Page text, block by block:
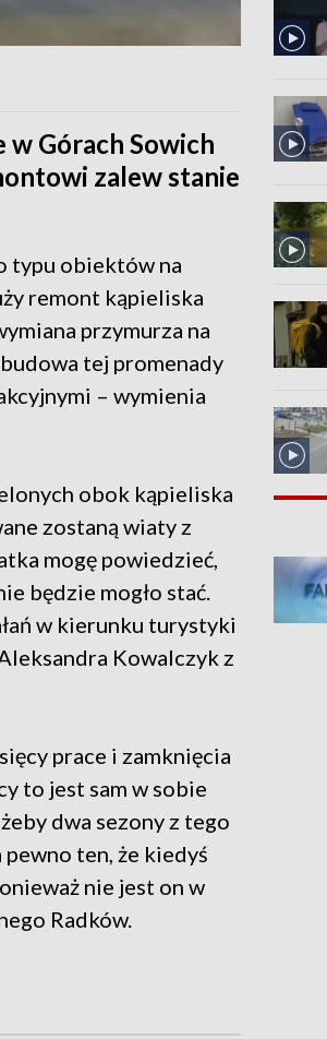
Górach Sowich
zalew stanie
typu obiektów na
remont kąpieliska
przymurza na
tej promenady
– wymienia
obok kąpieliska
zostaną wiaty z
mogę powiedzieć,
będzie mogło stać.
w kierunku turystyki
Kowalczyk z
prace i zamknięcia
to jest sam w sobie
dwa sezony z tego
ten, że kiedyś
nie jest on w
Radków.